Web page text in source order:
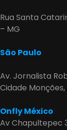
Rua Santa
– MG
São Paulo
Av. Jornalista
Cidade Monções,
Onfly México
Av Chapultepec